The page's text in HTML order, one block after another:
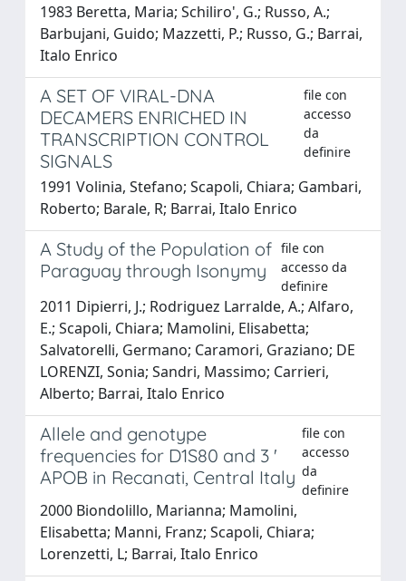
1983 Beretta, Maria; Schiliro', G.; Russo, A.;
Barbujani, Guido; Mazzetti, P.; Russo, G.; Barrai,
Italo Enrico
A SET OF VIRAL-DNA
DECAMERS ENRICHED IN
TRANSCRIPTION CONTROL
SIGNALS
file con
accesso
da
definire
1991 Volinia, Stefano; Scapoli, Chiara; Gambari,
Roberto; Barale, R; Barrai, Italo Enrico
A Study of the Population of
Paraguay through Isonymy
file con
accesso da
definire
2011 Dipierri, J.; Rodriguez Larralde, A.; Alfaro,
E.; Scapoli, Chiara; Mamolini, Elisabetta;
Salvatorelli, Germano; Caramori, Graziano; DE
LORENZI, Sonia; Sandri, Massimo; Carrieri,
Alberto; Barrai, Italo Enrico
Allele and genotype
frequencies for D1S80 and 3 '
APOB in Recanati, Central Italy
file con
accesso
da
definire
2000 Biondolillo, Marianna; Mamolini,
Elisabetta; Manni, Franz; Scapoli, Chiara;
Lorenzetti, L; Barrai, Italo Enrico